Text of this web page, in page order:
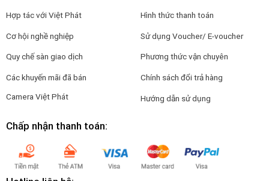
Hợp tác với Việt Phát
Cơ hội nghề nghiệp
Quy chế sàn giao dịch
Các khuyến mãi đã bán
Camera Việt Phát
Hình thức thanh toán
Sử dụng Voucher/ E-voucher
Phương thức vận chuyên
Chính sách đổi trả hàng
Hướng dẫn sử dụng
Chấp nhận thanh toán: